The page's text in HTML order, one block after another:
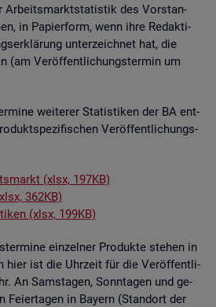
Ar­beits­markt­sta­tis­tik des Vor­stan­
in Pa­pier­form, wenn ihre Re­dak­ti­
un­ter­zeich­net hat, die
(am Ver­öf­fent­li­chungs­ter­min um
wei­te­rer Sta­tis­ti­ken der BA ent­
Ver­öf­fent­li­chungs­
(xlsx, 197KB)
362KB)
(xlsx, 199KB)
ein­zel­ner Pro­duk­te ste­hen in
hier ist die Uhr­zeit für die Ver­öf­fent­li­
An Sams­ta­gen, Sonn­ta­gen und ge­
Fei­er­ta­gen in Bay­ern (Stand­ort der